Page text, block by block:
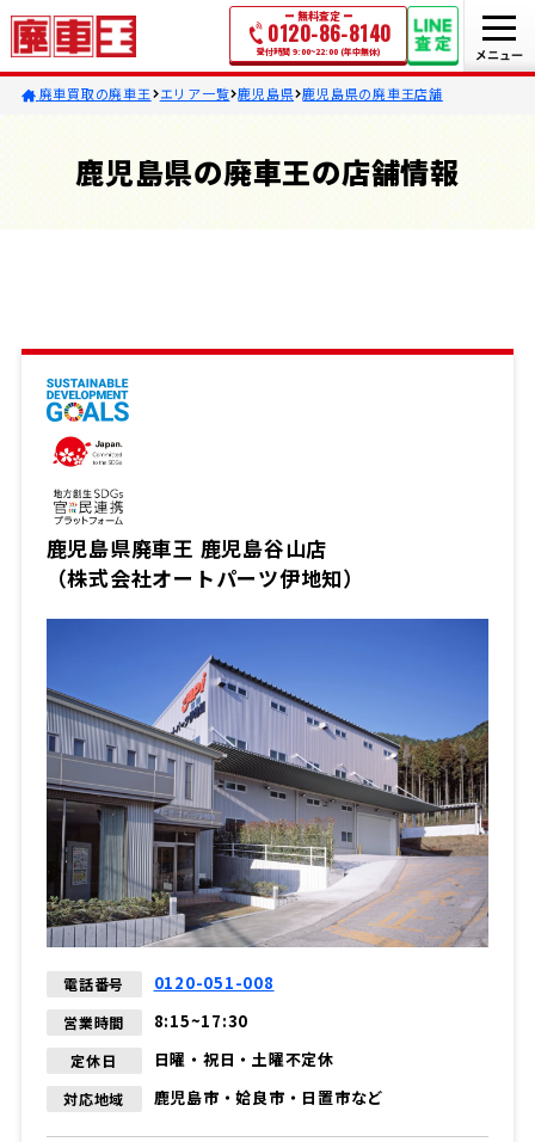
無料査定
0120-86-8140
受付時間 9:00~22:00 (年中無休)
廃車買取の廃車王 エリア一覧 鹿児島県 鹿児島県の廃車王店舗
鹿児島県の廃車王の店舗情報
鹿児島県廃車王 鹿児島谷山店
（株式会社オートパーツ伊地知）
電話番号 0120-051-008
営業時間 8:15~17:30
定休日 日曜・祝日・土曜不定休
対応地域 鹿児島市・姶良市・日置市など